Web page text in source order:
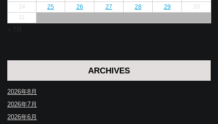
24
25 26 27 28 29
30
31
« 7月
ARCHIVES
2026年8月
2026年7月
2026年6月